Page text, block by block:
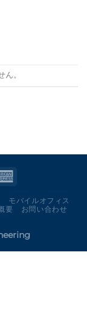
。
モバイルオフィス
要
お問い合わせ